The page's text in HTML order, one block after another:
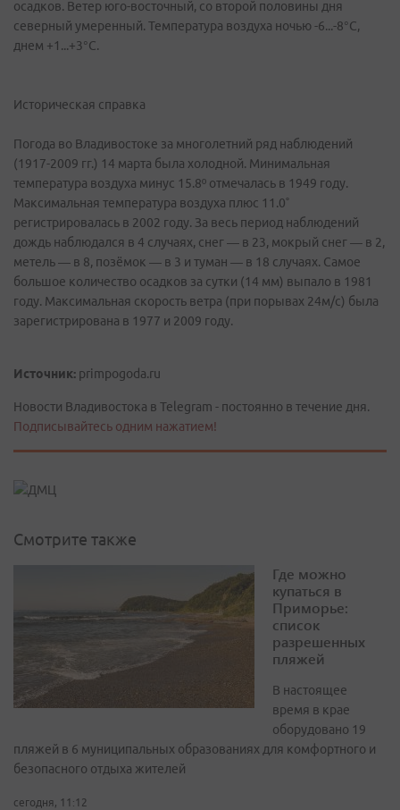
осадков. Ветер юго-восточный, со второй половины дня
северный умеренный. Температура воздуха ночью -6...-8°C,
днем +1...+3°C.
Историческая справка
Погода во Владивостоке за многолетний ряд наблюдений
(1917-2009 гг.) 14 марта была холодной. Минимальная
температура воздуха минус 15.8º отмечалась в 1949 году.
Максимальная температура воздуха плюс 11.0˚
регистрировалась в 2002 году. За весь период наблюдений
дождь наблюдался в 4 случаях, снег — в 23, мокрый снег — в 2,
метель — в 8, позёмок — в 3 и туман — в 18 случаях. Самое
большое количество осадков за сутки (14 мм) выпало в 1981
году. Максимальная скорость ветра (при порывах 24м/с) была
зарегистрирована в 1977 и 2009 году.
Источник: primpogoda.ru
Новости Владивостока в Telegram - постоянно в течение дня.
Подписывайтесь одним нажатием!
Смотрите также
Где можно
купаться в
Приморье:
список
разрешенных
пляжей
В настоящее
время в крае
оборудовано 19
пляжей в 6 муниципальных образованиях для комфортного и
безопасного отдыха жителей
сегодня, 11:12